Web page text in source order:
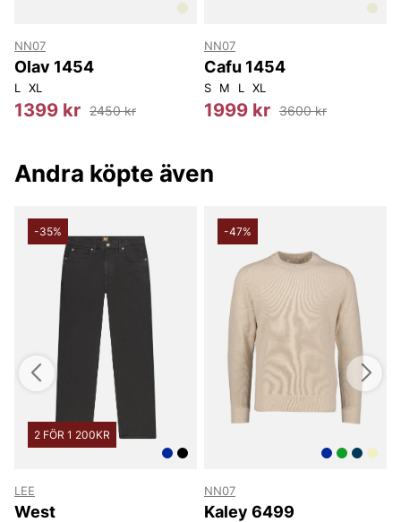
NN07
Olav 1454
L XL
1399 kr 2450 kr
NN07
Cafu 1454
S M L XL
1999 kr 3600 kr
Andra köpte även
-35%
2 FÖR 1 200KR
LEE
West
-47%
NN07
Kaley 6499